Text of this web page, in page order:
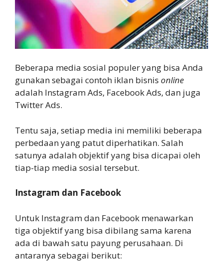
Beberapa media sosial populer yang bisa Anda
gunakan sebagai contoh iklan bisnis online
adalah Instagram Ads, Facebook Ads, dan juga
Twitter Ads.
Tentu saja, setiap media ini memiliki beberapa
perbedaan yang patut diperhatikan. Salah
satunya adalah objektif yang bisa dicapai oleh
tiap-tiap media sosial tersebut.
Instagram dan Facebook
Untuk Instagram dan Facebook menawarkan
tiga objektif yang bisa dibilang sama karena
ada di bawah satu payung perusahaan. Di
antaranya sebagai berikut: